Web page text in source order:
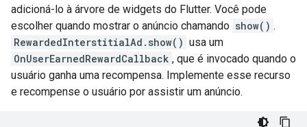
adicioná-lo à árvore de widgets do Flutter. Você pode
escolher quando mostrar o anúncio chamando show() .
RewardedInterstitialAd.show() usa um
OnUserEarnedRewardCallback , que é invocado quando o
usuário ganha uma recompensa. Implemente esse recurso
e recompense o usuário por assistir um anúncio.